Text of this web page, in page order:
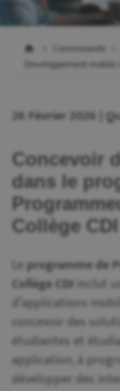
Communaute
Developpement
26 Février 2026 |
Concevoir
dans le
Collège CDI
Le programme de
Collège CDI inclut
d’applications
concevoir des
étudiantes et
application, à
développer des